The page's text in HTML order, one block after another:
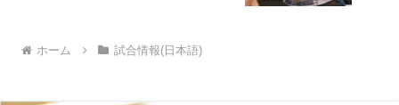
ホーム 試合情報(日本語)